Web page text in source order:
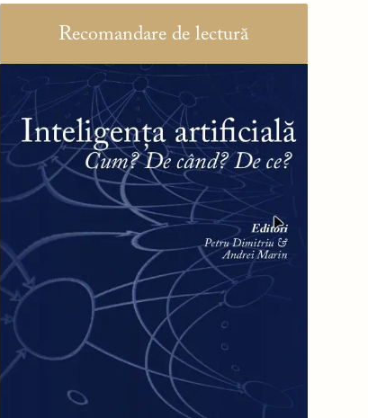
Recomandare de lectură